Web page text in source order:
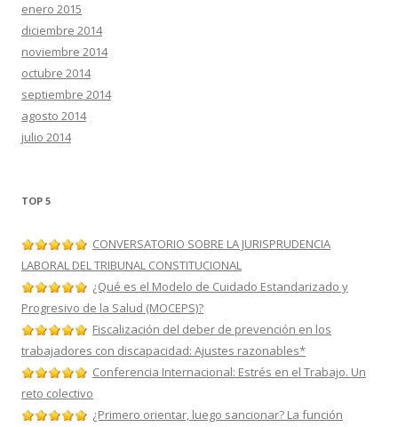
enero 2015
diciembre 2014
noviembre 2014
octubre 2014
septiembre 2014
agosto 2014
julio 2014
TOP 5
CONVERSATORIO SOBRE LA JURISPRUDENCIA
LABORAL DEL TRIBUNAL CONSTITUCIONAL
¿Qué es el Modelo de Cuidado Estandarizado y
Progresivo de la Salud (MOCEPS)?
Fiscalización del deber de prevención en los
trabajadores con discapacidad: Ajustes razonables*
Conferencia Internacional: Estrés en el Trabajo. Un
reto colectivo
¿Primero orientar, luego sancionar? La función